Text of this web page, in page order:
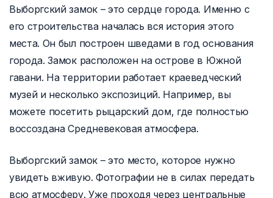
Выборгский замок – это сердце города. Именно с
его строительства началась вся история этого
места. Он был построен шведами в год основания
города. Замок расположен на острове в Южной
гавани. На территории работает краеведческий
музей и несколько экспозиций. Например, вы
можете посетить рыцарский дом, где полностью
воссоздана Средневековая атмосфера.
Выборгский замок – это место, которое нужно
увидеть вживую. Фотографии не в силах передать
всю атмосферу. Уже проходя через центральные